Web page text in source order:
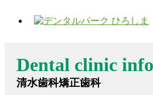
Dental clinic
清水歯科矯正歯科